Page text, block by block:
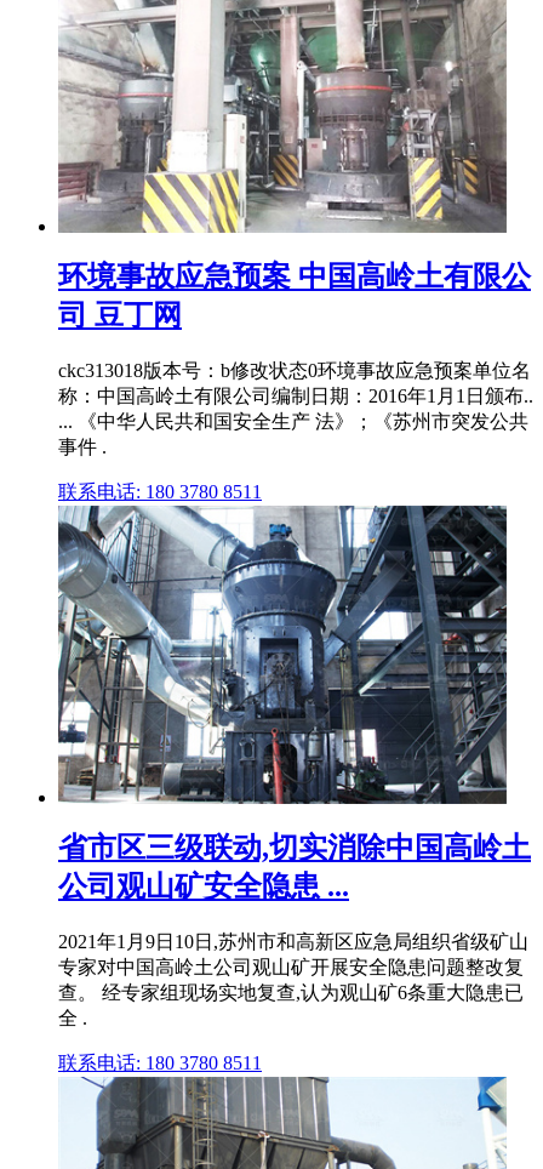
环境事故应急预案 中国高岭土有限公
司 豆丁网
ckc313018版本号：b修改状态0环境事故应急预案单位名
称：中国高岭土有限公司编制日期：2016年1月1日颁布..
... 《中华人民共和国安全生产 法》；《苏州市突发公共
事件 .
联系电话: 180 3780 8511
省市区三级联动,切实消除中国高岭土
公司观山矿安全隐患 ...
2021年1月9日10日,苏州市和高新区应急局组织省级矿山
专家对中国高岭土公司观山矿开展安全隐患问题整改复
查。 经专家组现场实地复查,认为观山矿6条重大隐患已
全 .
联系电话: 180 3780 8511